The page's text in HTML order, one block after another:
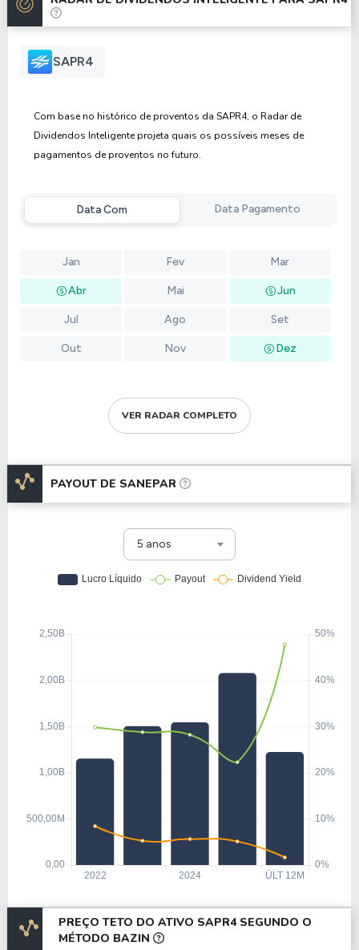
SAPR4
Com base no histórico de proventos da SAPR4, o Radar de
Dividendos Inteligente projeta quais os possíveis meses de
pagamentos de proventos no futuro.
Data Com Data Pagamento
Jan Fev Mar
Abr Mai Jun
Jul Ago Set
Out Nov Dez
VER RADAR COMPLETO
PAYOUT DE SANEPAR
5 anos
PREÇO TETO DO ATIVO SAPR4 SEGUNDO O
MÉTODO BAZIN